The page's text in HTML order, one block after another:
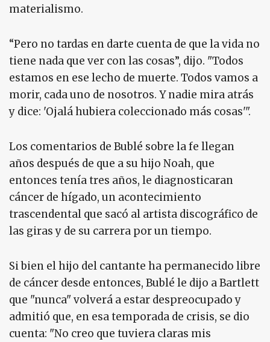
materialismo.
“Pero no tardas en darte cuenta de que la vida no
tiene nada que ver con las cosas”, dijo. "Todos
estamos en ese lecho de muerte. Todos vamos a
morir, cada uno de nosotros. Y nadie mira atrás
y dice: 'Ojalá hubiera coleccionado más cosas'".
Los comentarios de Bublé sobre la fe llegan
años después de que a su hijo Noah, que
entonces tenía tres años, le diagnosticaran
cáncer de hígado, un acontecimiento
trascendental que sacó al artista discográfico de
las giras y de su carrera por un tiempo.
Si bien el hijo del cantante ha permanecido libre
de cáncer desde entonces, Bublé le dijo a Bartlett
que "nunca" volverá a estar despreocupado y
admitió que, en esa temporada de crisis, se dio
cuenta: "No creo que tuviera claras mis